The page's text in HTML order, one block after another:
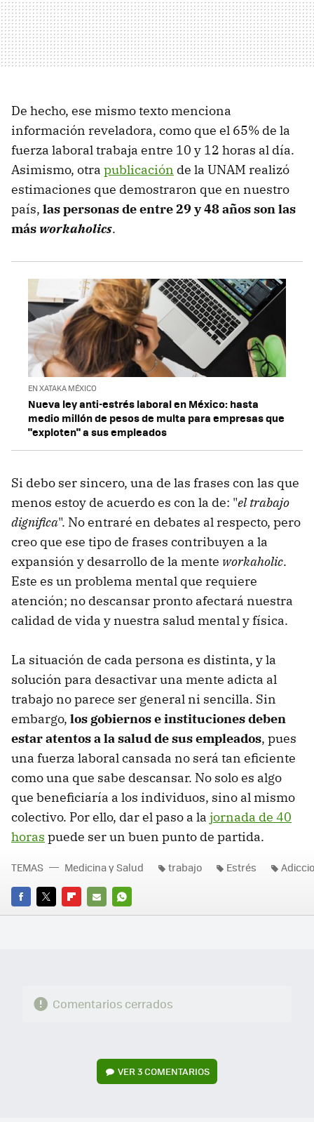
De hecho, ese mismo texto menciona
información reveladora, como que el 65% de la
fuerza laboral trabaja entre 10 y 12 horas al día.
Asimismo, otra publicación de la UNAM realizó
estimaciones que demostraron que en nuestro
país, las personas de entre 29 y 48 años son las
más workaholics.
EN XATAKA MÉXICO
Nueva ley anti-estrés laboral en México: hasta
medio millón de pesos de multa para empresas que
"exploten" a sus empleados
Si debo ser sincero, una de las frases con las que
menos estoy de acuerdo es con la de: "el trabajo
dignifica". No entraré en debates al respecto, pero
creo que ese tipo de frases contribuyen a la
expansión y desarrollo de la mente workaholic.
Este es un problema mental que requiere
atención; no descansar pronto afectará nuestra
calidad de vida y nuestra salud mental y física.
La situación de cada persona es distinta, y la
solución para desactivar una mente adicta al
trabajo no parece ser general ni sencilla. Sin
embargo, los gobiernos e instituciones deben
estar atentos a la salud de sus empleados, pues
una fuerza laboral cansada no será tan eficiente
como una que sabe descansar. No solo es algo
que beneficiaría a los individuos, sino al mismo
colectivo. Por ello, dar el paso a la jornada de 40
horas puede ser un buen punto de partida.
FACEBOOK
TWITTERFLIPBOARD
E-
WHATSAPP
TEMAS Medicina y Salud trabajo Estrés
Comentarios cerrados
VER3 COMENTARIOS